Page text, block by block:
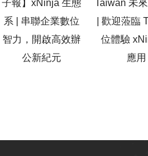
子報】xNinja 生態
系 | 串聯企業數位
智力，開啟高效辦
公新紀元
Taiwan 未
| 歡迎蒞臨
位體驗
應用